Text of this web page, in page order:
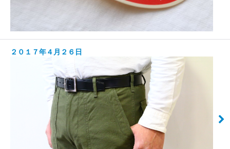
２０１７年４月２６日